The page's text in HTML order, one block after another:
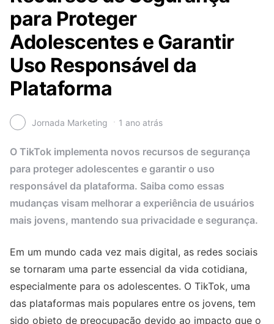
para Proteger
Adolescentes e Garantir
Uso Responsável da
Plataforma
Jornada Marketing 1 ano atrás
O TikTok implementa novos recursos de segurança
para proteger adolescentes e garantir o uso
responsável da plataforma. Saiba como essas
mudanças visam melhorar a experiência de usuários
mais jovens, mantendo sua privacidade e segurança.
Em um mundo cada vez mais digital, as redes sociais
se tornaram uma parte essencial da vida cotidiana,
especialmente para os adolescentes. O TikTok, uma
das plataformas mais populares entre os jovens, tem
sido objeto de preocupação devido ao impacto que o